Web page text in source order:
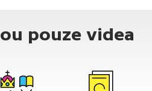
pouze videa